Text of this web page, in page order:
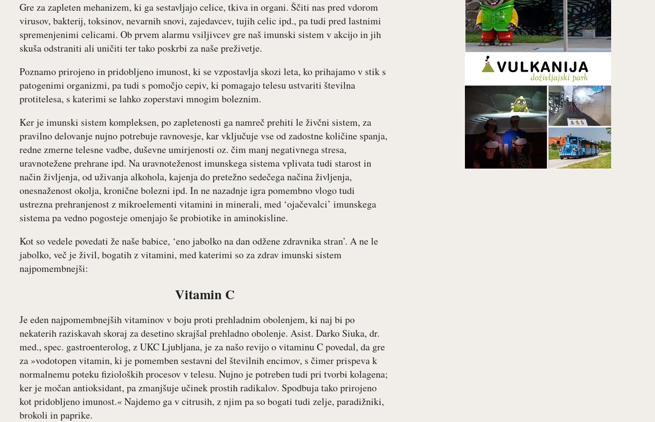
Gre za zapleten mehanizem, ki ga sestavljajo celice, tkiva in organi. Ščiti nas pred vdorom
virusov, bakterij, toksinov, nevarnih snovi, zajedavcev, tujih celic ipd., pa tudi pred lastnimi
spremenjenimi celicami. Ob prvem alarmu vsiljivcev gre naš imunski sistem v akcijo in jih
skuša odstraniti ali uničiti ter tako poskrbi za naše preživetje.
Poznamo prirojeno in pridobljeno imunost, ki se vzpostavlja skozi leta, ko prihajamo v stik s
patogenimi organizmi, pa tudi s pomočjo cepiv, ki pomagajo telesu ustvariti številna
protitelesa, s katerimi se lahko zoperstavi mnogim boleznim.
Ker je imunski sistem kompleksen, po zapletenosti ga namreč prehiti le živčni sistem, za
pravilno delovanje nujno potrebuje ravnovesje, kar vključuje vse od zadostne količine spanja,
redne zmerne telesne vadbe, duševne umirjenosti oz. čim manj negativnega stresa,
uravnotežene prehrane ipd. Na uravnoteženost imunskega sistema vplivata tudi starost in
način življenja, od uživanja alkohola, kajenja do pretežno sedečega načina življenja,
onesnaženost okolja, kronične bolezni ipd. In ne nazadnje igra pomembno vlogo tudi
ustrezna prehranjenost z mikroelementi vitamini in minerali, med ‘ojačevalci’ imunskega
sistema pa vedno pogosteje omenjajo še probiotike in aminokisline.
Kot so vedele povedati že naše babice, ‘eno jabolko na dan odžene zdravnika stran’. A ne le
jabolko, več je živil, bogatih z vitamini, med katerimi so za zdrav imunski sistem
najpomembnejši:
VitaminC
Je eden najpomembnejših vitaminov v boju proti prehladnim obolenjem, ki naj bi po
nekaterih raziskavah skoraj za desetino skrajšal prehladno obolenje. Asist. Darko Siuka, dr.
med., spec. gastroenterolog, z UKC Ljubljana, je za našo revijo o vitaminu C povedal, da gre
za »vodotopen vitamin, ki je pomemben sestavni del številnih encimov, s čimer prispeva k
normalnemu poteku fizioloških procesov v telesu. Nujno je potreben tudi pri tvorbi kolagena;
ker je močan antioksidant, pa zmanjšuje učinek prostih radikalov. Spodbuja tako prirojeno
kot pridobljeno imunost.« Najdemo ga v citrusih, z njim pa so bogati tudi zelje, paradižniki,
brokoli in paprike.